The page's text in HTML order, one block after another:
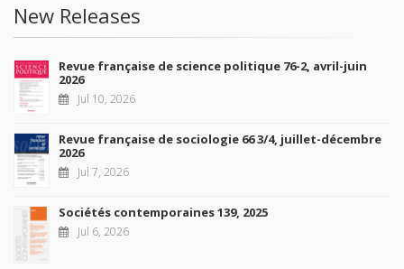
New Releases
Revue française de science politique 76-2, avril-juin
2026
Jul 10, 2026
Revue française de sociologie 66 3/4, juillet-décembre
2026
Jul 7, 2026
Sociétés contemporaines 139, 2025
Jul 6, 2026